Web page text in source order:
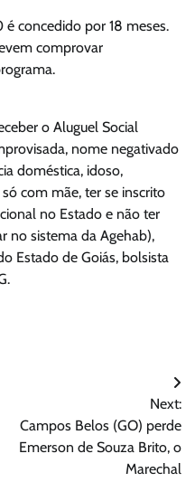
concedido por 18 meses.
comprovar
o Aluguel Social
nome negativado
doméstica, idoso,
com mãe, ter se inscrito
no Estado e não ter
no sistema da Agehab),
Estado de Goiás, bolsista
Next:
Campos Belos (GO) perde
Emerson de Souza Brito, o
Marechal